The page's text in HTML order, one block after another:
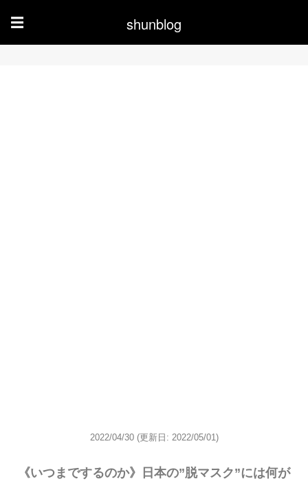
☰ shunblog
2022/04/30 (更新日: 2022/05/01)
《いつまでするのか》日本の”脱マスク”には何が